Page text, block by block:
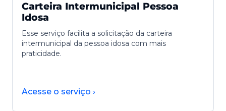
Carteira Intermunicipal Pessoa
Idosa
Esse serviço facilita a solicitação da carteira
intermunicipal da pessoa idosa com mais
praticidade.
Acesse o serviço ›